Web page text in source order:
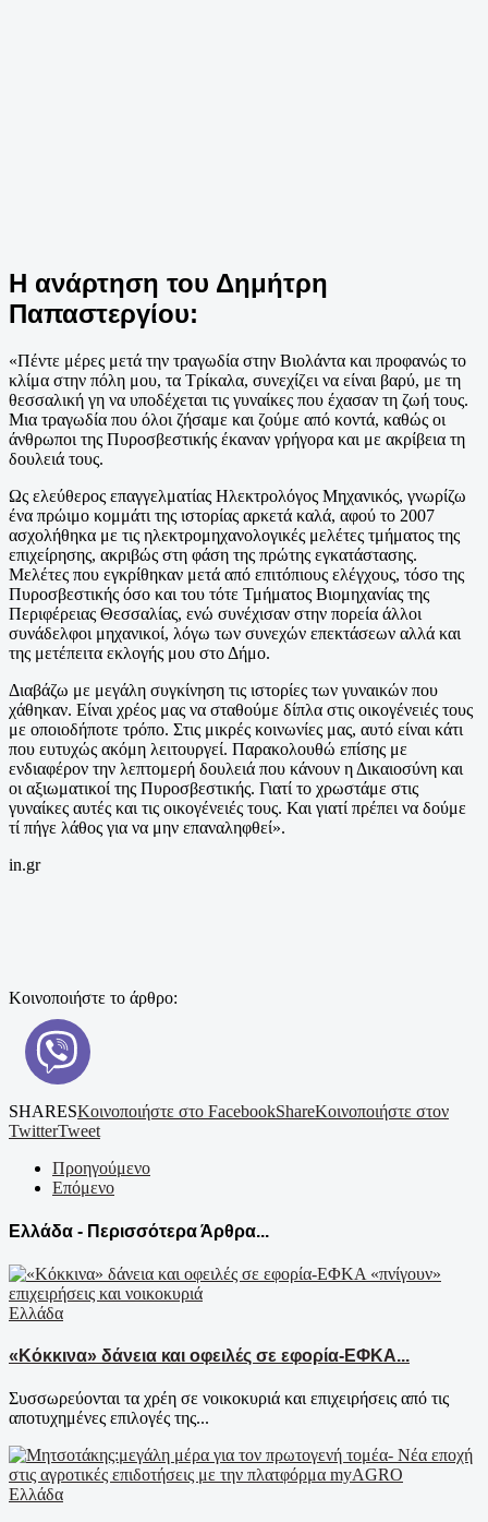
Η ανάρτηση του Δημήτρη
Παπαστεργίου:
«Πέντε μέρες μετά την τραγωδία στην Βιολάντα και προφανώς το
κλίμα στην πόλη μου, τα Τρίκαλα, συνεχίζει να είναι βαρύ, με τη
θεσσαλική γη να υποδέχεται τις γυναίκες που έχασαν τη ζωή τους.
Μια τραγωδία που όλοι ζήσαμε και ζούμε από κοντά, καθώς οι
άνθρωποι της Πυροσβεστικής έκαναν γρήγορα και με ακρίβεια τη
δουλειά τους.
Ως ελεύθερος επαγγελματίας Ηλεκτρολόγος Μηχανικός, γνωρίζω
ένα πρώιμο κομμάτι της ιστορίας αρκετά καλά, αφού το 2007
ασχολήθηκα με τις ηλεκτρομηχανολογικές μελέτες τμήματος της
επιχείρησης, ακριβώς στη φάση της πρώτης εγκατάστασης.
Μελέτες που εγκρίθηκαν μετά από επιτόπιους ελέγχους, τόσο της
Πυροσβεστικής όσο και του τότε Τμήματος Βιομηχανίας της
Περιφέρειας Θεσσαλίας, ενώ συνέχισαν στην πορεία άλλοι
συνάδελφοι μηχανικοί, λόγω των συνεχών επεκτάσεων αλλά και
της μετέπειτα εκλογής μου στο Δήμο.
Διαβάζω με μεγάλη συγκίνηση τις ιστορίες των γυναικών που
χάθηκαν. Είναι χρέος μας να σταθούμε δίπλα στις οικογένειές τους
με οποιοδήποτε τρόπο. Στις μικρές κοινωνίες μας, αυτό είναι κάτι
που ευτυχώς ακόμη λειτουργεί. Παρακολουθώ επίσης με
ενδιαφέρον την λεπτομερή δουλειά που κάνουν η Δικαιοσύνη και
οι αξιωματικοί της Πυροσβεστικής. Γιατί το χρωστάμε στις
γυναίκες αυτές και τις οικογένειές τους. Και γιατί πρέπει να δούμε
τί πήγε λάθος για να μην επαναληφθεί».
in.gr
Κοινοποιήστε το άρθρο:
SHARESΚοινοποιήστε στο FacebookShareΚοινοποιήστε στον
TwitterTweet
Προηγούμενο
Επόμενο
Ελλάδα - Περισσότερα Άρθρα...
Ελλάδα
«Κόκκινα» δάνεια και οφειλές σε εφορία-ΕΦΚΑ...
Συσσωρεύονται τα χρέη σε νοικοκυριά και επιχειρήσεις από τις
αποτυχημένες επιλογές της...
Ελλάδα